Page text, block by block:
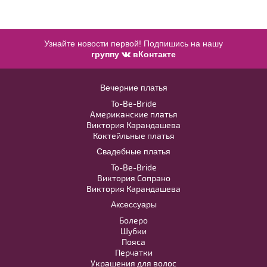
В примерочную
Купить
Модель №C311
42 44 46
52
В примерочную
Купить
Узнайте новости первой! Подпишись на нашу
группу
вКонтакте
Вечерние платья
To-Be-Bride
Американские платья
Виктория Карандашева
Коктейльные платья
Свадебные платья
To-Be-Bride
Виктория Сопрано
Виктория Карандашева
Аксессуары
Болеро
Шубки
Пояса
Перчатки
Украшения для волос